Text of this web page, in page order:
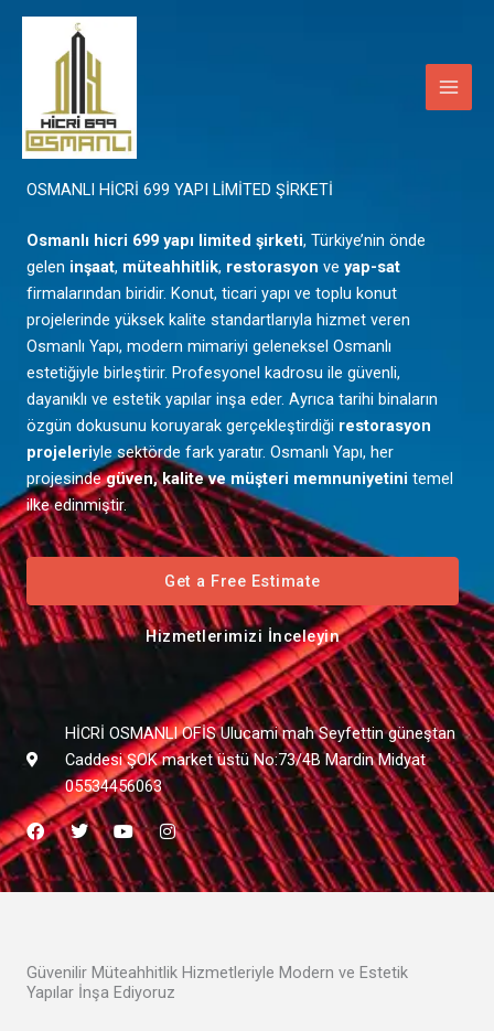
İçeriğe
Mardin
OSMANLI HİCRİ 699 YAPI LİMİTED ŞİRKETİ
Osmanlı hicri 699 yapı limited şirketi, Türkiye’nin önde
gelen inşaat, müteahhitlik, restorasyon ve yap-sat
firmalarından biridir. Konut, ticari yapı ve toplu konut
projelerinde yüksek kalite standartlarıyla hizmet veren
Osmanlı Yapı, modern mimariyi geleneksel Osmanlı
estetiğiyle birleştirir. Profesyonel kadrosu ile güvenli,
dayanıklı ve estetik yapılar inşa eder. Ayrıca tarihi binaların
özgün dokusunu koruyarak gerçekleştirdiği restorasyon
projeleriyle sektörde fark yaratır. Osmanlı Yapı, her
projesindegüven, kalite ve müşteri memnuniyetini temel
ilke edinmiştir.
Get a Free Estimate
Hizmetlerimizi İnceleyin
HİCRİ OSMANLI OFİS Ulucami mah Seyfettin güneştan
Caddesi ŞOK market üstü No:73/4B Mardin Midyat
05534456063
F
a
c
e
b
T
w
i
t
t
Y
o
u
t
u
I
n
s
t
a
m
Güvenilir Müteahhitlik Hizmetleriyle Modern ve Estetik
Yapılar İnşa Ediyoruz